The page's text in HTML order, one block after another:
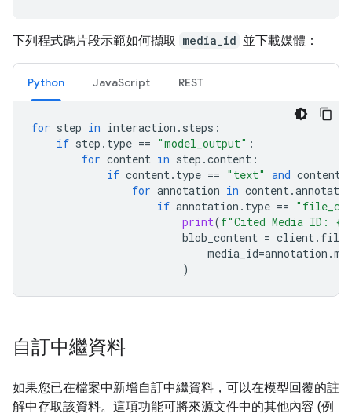
下列程式碼片段示範如何擷取 media_id 並下載媒體：
Python JavaScript REST
for step in interaction . steps :
if step . type == "model_output" :
for content in step .content :
if content. type == "text" and content
for annotation in content.
if annotation . type ==
print(f"Cited Media ID: {
blob_content = client.
media_id=annotation .
)
自訂中繼資料
如果您已在檔案中新增自訂中繼資料，可以在模型回覆的註
解中存取該資料。這項功能可將來源文件中的其他內容 (例